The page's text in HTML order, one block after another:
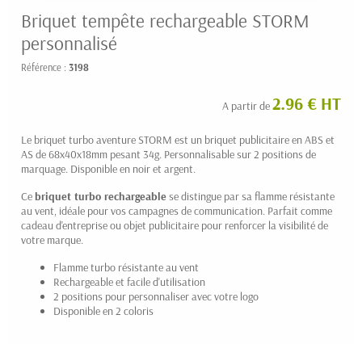
Briquet tempête rechargeable STORM
personnalisé
Référence : 3198
A partir de2.96 € HT
Le briquet turbo aventure STORM est un briquet publicitaire en ABS et
AS de 68x40x18mm pesant 34g. Personnalisable sur 2 positions de
marquage. Disponible en noir et argent.
Cebriquet turbo rechargeable se distingue par sa flamme résistante
au vent, idéale pour vos campagnes de communication. Parfait comme
cadeau d'entreprise ou objet publicitaire pour renforcer la visibilité de
votre marque.
Flamme turbo résistante au vent
Rechargeable et facile d'utilisation
2 positions pour personnaliser avec votre logo
Disponible en 2 coloris